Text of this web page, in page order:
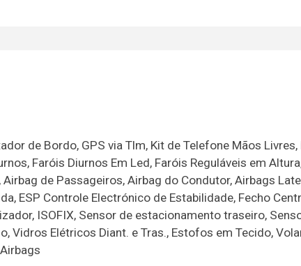
de Bordo, GPS via Tlm, Kit de Telefone Mãos
Faróis Diurnos Em Led, Faróis Reguláveis em
de Passageiros, Airbag do Condutor, Airbags
ESP Controle Electrónico de Estabilidade, Fecho
ISOFIX, Sensor de estacionamento traseiro,
Vidros Elétricos Diant. e Tras., Estofos em Tecido,